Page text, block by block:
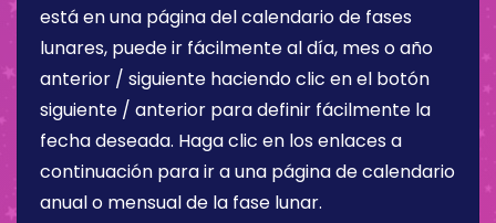
está en una página del calendario de fases
lunares, puede ir fácilmente al día, mes o año
anterior / siguiente haciendo clic en el botón
siguiente / anterior para definir fácilmente la
fecha deseada. Haga clic en los enlaces a
continuación para ir a una página de calendario
anual o mensual de la fase lunar.